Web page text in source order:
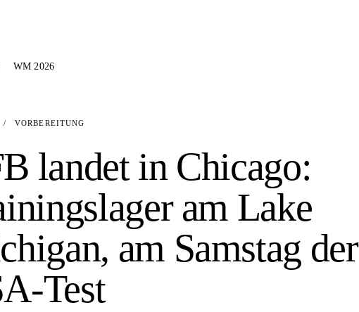
WM 2026
/ VORBEREITUNG
landet in Chicago:
am Lake
am Samstag der
Test